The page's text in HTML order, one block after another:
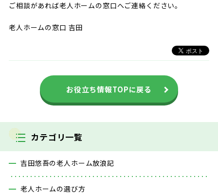
ご相談があれば老人ホームの窓口へご連絡ください。
老人ホームの窓口 吉田
お役立ち情報TOPに戻る
カテゴリ一覧
吉田悠吾の老人ホーム放浪記
老人ホームの選び方